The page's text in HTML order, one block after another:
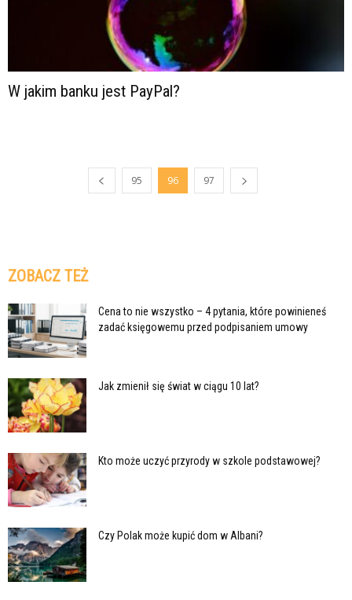
W jakim banku jest PayPal?
95 96 97
ZOBACZ TEŻ
Cena to nie wszystko – 4 pytania, które powinieneś
zadać księgowemu przed podpisaniem umowy
Jak zmienił się świat w ciągu 10 lat?
Kto może uczyć przyrody w szkole podstawowej?
Czy Polak może kupić dom w Albani?